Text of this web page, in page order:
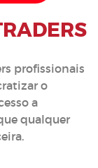
profissionais
o
a
qualquer